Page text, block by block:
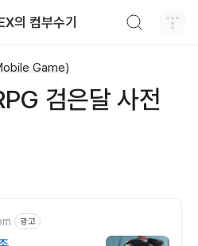
의 컴부수기
Game)
검은달 사전
광고